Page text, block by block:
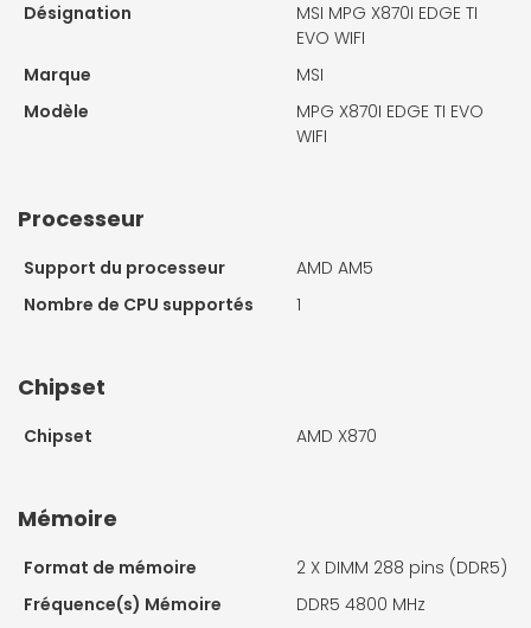
Désignation
MSI MPG X870I EDGE TI
EVO WIFI
Marque
MSI
Modèle
MPG X870I EDGE TI EVO
WIFI
Processeur
Support du processeur
AMD AM5
Nombre de CPU supportés
1
Chipset
Chipset AMD X870
Mémoire
Format de mémoire 2 X DIMM 288 pins (DDR5)
Fréquence(s) Mémoire
DDR5 4800 MHz